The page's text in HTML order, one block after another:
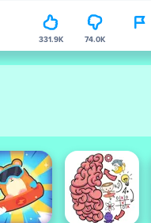
331.9K 74.0K